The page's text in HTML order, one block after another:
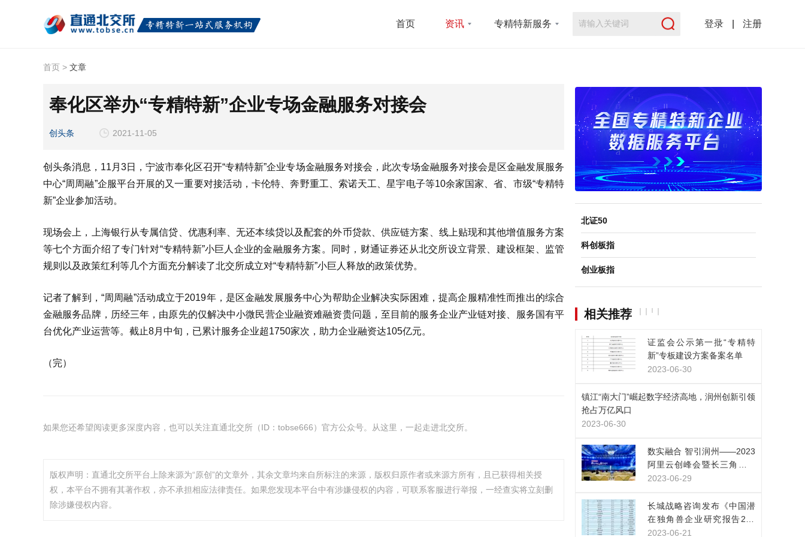
首页 资讯 专精特新服务 登录 注册
首页 > 文章
奉化区举办“专精特新”企业专场金融服务对接会
创头条 2021-11-05
创头条消息，11月3日，宁波市奉化区召开“专精特新”企业专场金融服务对接会，此次专场金融服务对接会是区金融发展服务
中心“周周融”企服平台开展的又一重要对接活动，卡伦特、奔野重工、索诺天工、星宇电子等10余家国家、省、市级“专精特
新”企业参加活动。
现场会上，上海银行从专属信贷、优惠利率、无还本续贷以及配套的外币贷款、供应链方案、线上贴现和其他增值服务方案
等七个方面介绍了专门针对“专精特新”小巨人企业的金融服务方案。同时，财通证券还从北交所设立背景、建设框架、监管
规则以及政策红利等几个方面充分解读了北交所成立对“专精特新”小巨人释放的政策优势。
记者了解到，“周周融”活动成立于2019年，是区金融发展服务中心为帮助企业解决实际困难，提高企服精准性而推出的综合
金融服务品牌，历经三年，由原先的仅解决中小微民营企业融资难融资贵问题，至目前的服务企业产业链对接、服务国有平
台优化产业运营等。截止8月中旬，已累计服务企业超1750家次，助力企业融资达105亿元。
（完）
如果您还希望阅读更多深度内容，也可以关注直通北交所（ID：tobse666）官方公众号。从这里，一起走进北交所。
版权声明：直通北交所平台上除来源为“原创”的文章外，其余文章均来自所标注的来源，版权归原作者或来源方所有，且已获得相关授
权，本平台不拥有其著作权，亦不承担相应法律责任。如果您发现本平台中有涉嫌侵权的内容，可联系客服进行举报，一经查实将立刻删
除涉嫌侵权内容。
北证50
科创板指
创业板指
相关推荐
证监会公示第一批“专精特
新”专板建设方案备案名单
2023-06-30
镇江“南大门”崛起数字经济高地，润州创新引领
抢占万亿风口
2023-06-30
数实融合 智引润州——2023
阿里云创峰会暨长三角（镇
江）数字经济高峰论坛在润
2023-06-29
长城战略咨询发布《中国潜
在独角兽企业研究报告202
3》：潜在独角兽企业653
2023-06-21